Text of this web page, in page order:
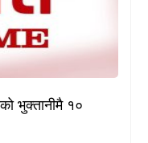
भुक्तानीमै १०